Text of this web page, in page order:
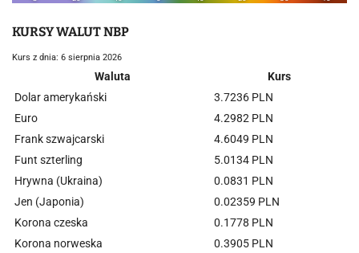
KURSY WALUT NBP
Kurs z dnia: 6 sierpnia 2026
Waluta
Kurs
Dolar amerykański
3.7236 PLN
Euro
4.2982 PLN
Frank szwajcarski
4.6049 PLN
Funt szterling
5.0134 PLN
Hrywna (Ukraina)
0.0831 PLN
Jen (Japonia)
0.02359 PLN
Korona czeska
0.1778 PLN
Korona norweska
0.3905 PLN